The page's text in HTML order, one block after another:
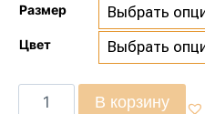
Размер
Цвет
В корзину